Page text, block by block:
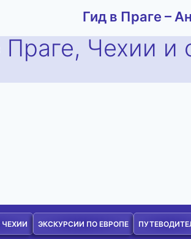
Гид в Праге –
Чехии и
ЭКСКУРСИИ ПО ЕВРОПЕ